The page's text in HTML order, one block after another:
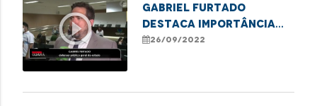
play_circle_outline
Gabriel Furtado
destaca importância
do registro de
26/09/2022